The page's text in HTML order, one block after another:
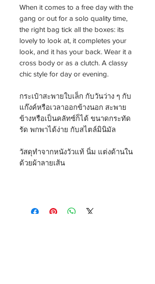
When it comes to a free day with the
gang or out for a solo quality time,
the right bag tick all the boxes: its
lovely to look at, it completes your
look, and it has your back. Wear it a
cross body or as a clutch. A classy
chic style for day or evening.
กระเป๋าสะพายใบเล็ก กับวันว่าง ๆ กับ
แก๊งค์หรือเวลาออกข้างนอก สะพาย
ข้างหรือเป็นคลัทซ์ก็ได้ ขนาดกระทัด
รัด พกพาได้ง่าย กับสไตล์มินิมัล
วัสดุทำจากหนังวัวแท้ นิ่ม แต่งด้านใน
ด้วยผ้าลายเส้น